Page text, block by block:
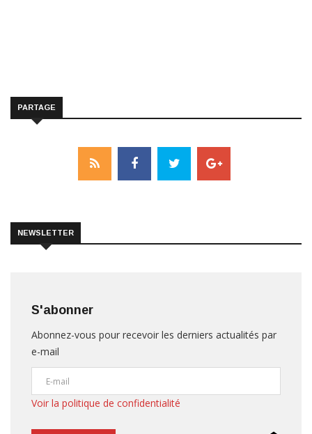
PARTAGE
NEWSLETTER
S'abonner
Abonnez-vous pour recevoir les derniers actualités par
e-mail
Voir la politique de confidentialité